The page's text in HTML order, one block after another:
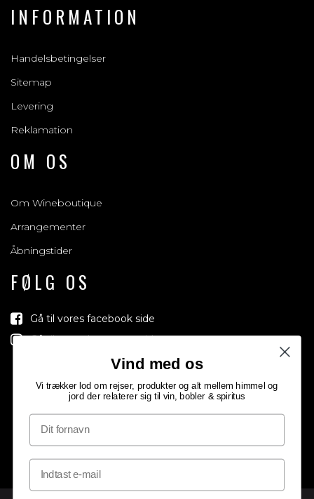
Vind med os
Vi trækker lod om rejser, produkter og alt mellem himmel og
jord der relaterer sig til vin, bobler & spiritus
INFORMATION
Handelsbetingelser
Sitemap
Levering
Reklamation
OM OS
Om Wineboutique
Arrangementer
Åbningstider
FØLG OS
Gå til vores facebook side
Gå til vores Instagram side